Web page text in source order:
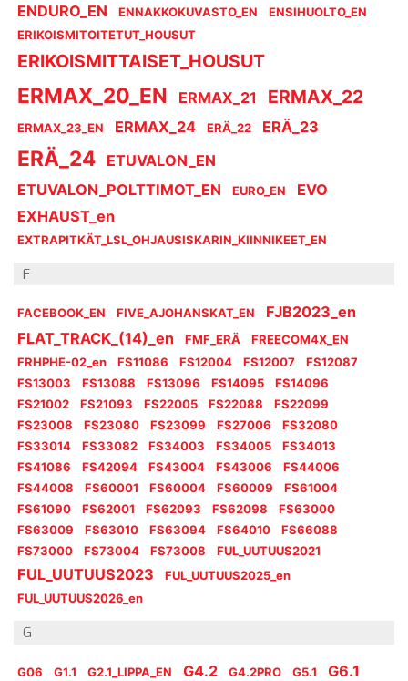
ENDURO_EN ENNAKKOKUVASTO_EN
ENSIHUOLTO_EN
ERIKOISMITOITETUT_HOUSUT
ERIKOISMITTAISET_HOUSUT
ERMAX_20_EN ERMAX_21 ERMAX_22
ERMAX_23_EN ERMAX_24 ERÄ_22 ERÄ_23
ERÄ_24
ETUVALON_EN
ETUVALON_POLTTIMOT_EN
EURO_EN
EVO
EXHAUST_en
EXTRAPITKÄT_LSL_OHJAUSISKARIN_KIINNIKEET_EN
F
FACEBOOK_EN FIVE_AJOHANSKAT_EN
FJB2023_en
FLAT_TRACK_(14)_en
FMF_ERÄ
FREECOM4X_EN
FRHPHE-02_en
FS11086 FS12004 FS12007
FS12087
FS13003
FS13088 FS13096 FS14095
FS14096
FS21002
FS21093 FS22005 FS22088
FS22099
FS23008
FS23080 FS23099 FS27006
FS32080
FS33014
FS33082 FS34003 FS34005
FS34013
FS41086
FS42094 FS43004 FS43006
FS44006
FS44008
FS60001 FS60004 FS60009
FS61004
FS61090
FS62001 FS62093 FS62098
FS63000
FS63009
FS63010 FS63094 FS64010
FS66088
FS73000
FS73004 FS73008 FUL_UUTUUS2021
FUL_UUTUUS2023
FUL_UUTUUS2025_en
FUL_UUTUUS2026_en
G
G06 G1.1 G2.1_LIPPA_EN G4.2 G4.2PRO G5.1 G6.1